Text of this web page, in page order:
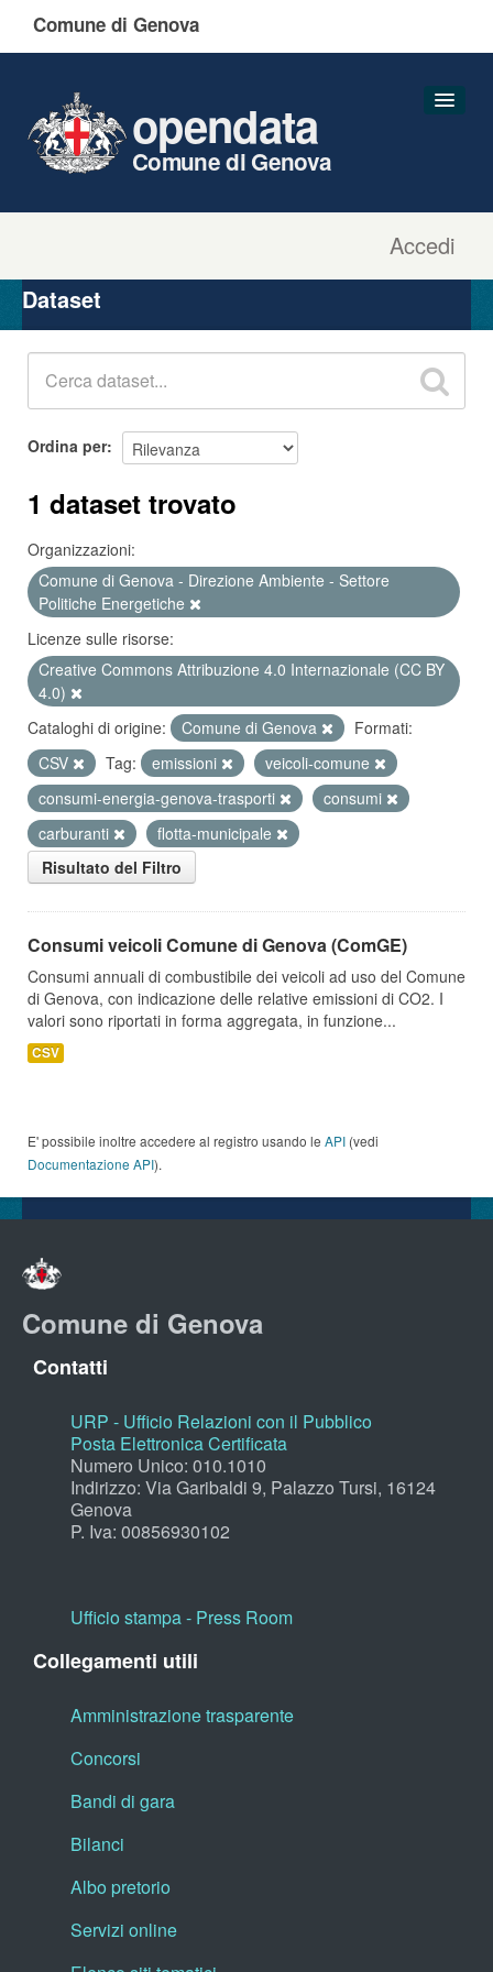
Comune di Genova
Accedi
opendata
Comune di Genova
Organizzazioni
Gruppi
Dataset
Ordina per
1 dataset trovato
Organizzazioni:
Comune di Genova - Direzione Ambiente - Settore
Politiche Energetiche
Licenze sulle risorse:
Creative Commons Attribuzione 4.0 Internazionale (CC BY
4.0)
Cataloghi di origine:
Comune di Genova
Formati:
CSV
Tag: emissioni
veicoli-comune
consumi-energia-genova-trasporti
consumi
carburanti
flotta-municipale
Risultato del Filtro
Consumi veicoli Comune di Genova (ComGE)
Consumi annuali di combustibile dei veicoli ad uso del Comune
di Genova, con indicazione delle relative emissioni di CO2. I
valori sono riportati in forma aggregata, in funzione...
CSV
E' possibile inoltre accedere al registro usando le API (vedi
Documentazione API).
Comune di Genova
Contatti
URP - Ufficio Relazioni con il Pubblico
Posta Elettronica Certificata
Numero Unico: 010.1010
Indirizzo: Via Garibaldi 9, Palazzo Tursi, 16124
Genova
P. Iva: 00856930102
Ufficio stampa - Press Room
Collegamenti utili
Amministrazione trasparente
Concorsi
Bandi di gara
Bilanci
Albo pretorio
Servizi online